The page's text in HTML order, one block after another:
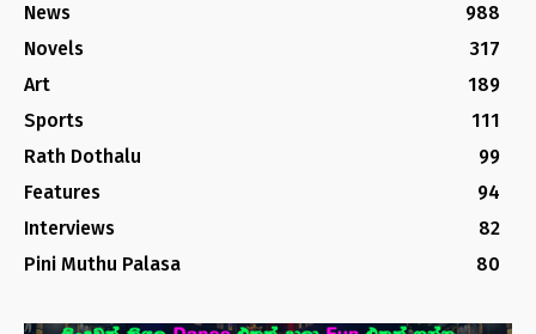
News
988
Novels
317
Art
189
Sports
111
Rath Dothalu
99
Features
94
Interviews
82
Pini Muthu Palasa
80